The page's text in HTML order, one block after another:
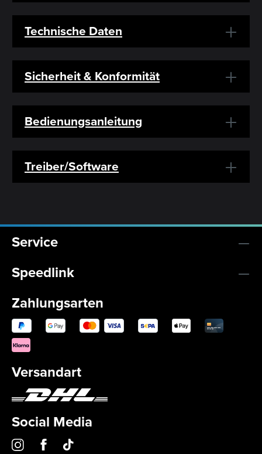
Technische Daten
Sicherheit & Konformität
Bedienungsanleitung
Treiber/Software
Service
Speedlink
Zahlungsarten
Versandart
Social Media